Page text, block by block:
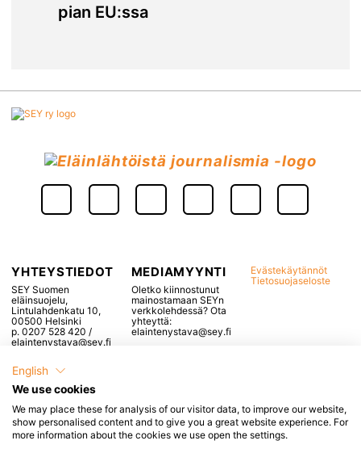
pian EU:ssa
YHTEYSTIEDOT
SEY Suomen
eläinsuojelu,
Lintulahdenkatu 10,
00500 Helsinki
p. 0207 528 420 /
elaintenystava@sey.fi
MEDIAMYYNTI
Oletko kiinnostunut
mainostamaan SEYn
verkkolehdessä? Ota
yhteyttä:
elaintenystava@sey.fi
Evästekäytännöt
Tietosuojaseloste
Popup otsikko, voidaan
English
We use cookies
We may place these for analysis of our visitor data, to improve our website,
show personalised content and to give you a great website experience. For
more information about the cookies we use open the settings.